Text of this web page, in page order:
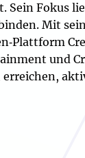
Sein Fokus
Mit
und